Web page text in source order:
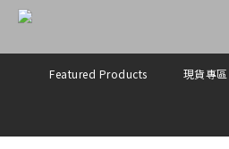
Featured Products 現貨專區